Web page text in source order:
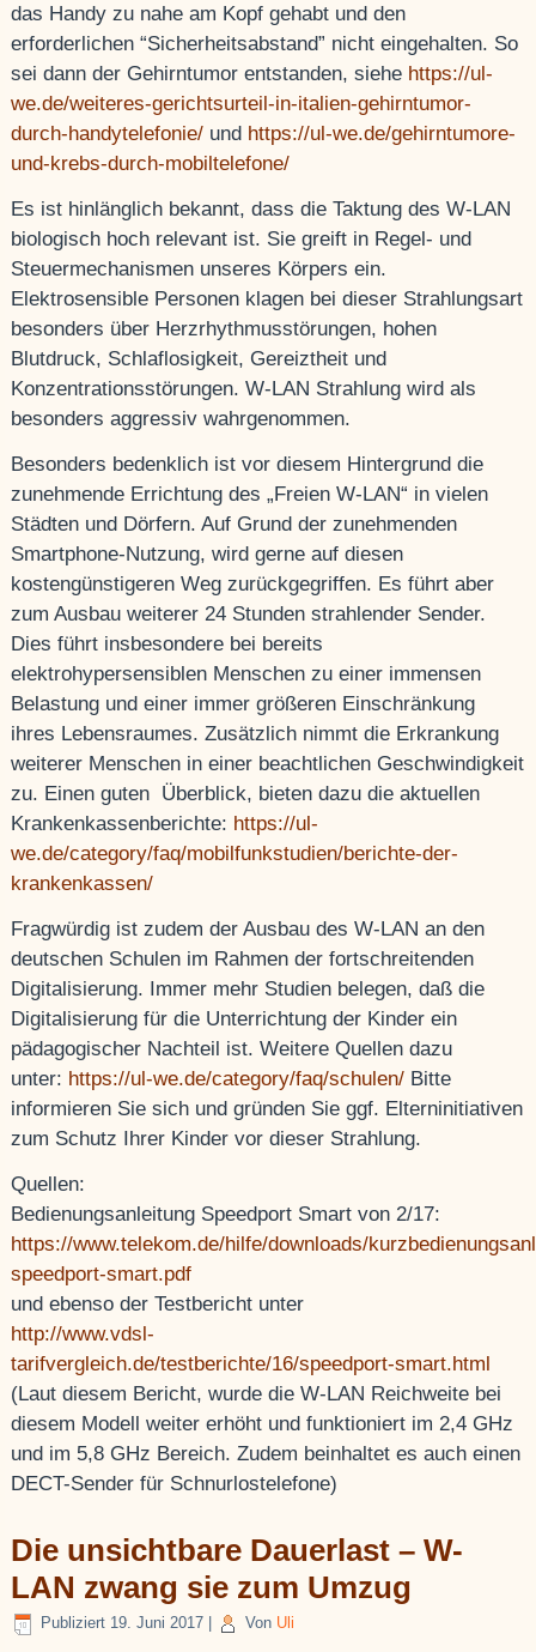
das Handy zu nahe am Kopf gehabt und den
erforderlichen “Sicherheitsabstand” nicht eingehalten. So
sei dann der Gehirntumor entstanden, siehe https://ul-
we.de/weiteres-gerichtsurteil-in-italien-gehirntumor-
durch-handytelefonie/ und https://ul-we.de/gehirntumore-
und-krebs-durch-mobiltelefone/
Es ist hinlänglich bekannt, dass die Taktung des W-LAN
biologisch hoch relevant ist. Sie greift in Regel- und
Steuermechanismen unseres Körpers ein.
Elektrosensible Personen klagen bei dieser Strahlungsart
besonders über Herzrhythmusstörungen, hohen
Blutdruck, Schlaflosigkeit, Gereiztheit und
Konzentrationsstörungen. W-LAN Strahlung wird als
besonders aggressiv wahrgenommen.
Besonders bedenklich ist vor diesem Hintergrund die
zunehmende Errichtung des „Freien W-LAN“ in vielen
Städten und Dörfern. Auf Grund der zunehmenden
Smartphone-Nutzung, wird gerne auf diesen
kostengünstigeren Weg zurückgegriffen. Es führt aber
zum Ausbau weiterer 24 Stunden strahlender Sender.
Dies führt insbesondere bei bereits
elektrohypersensiblen Menschen zu einer immensen
Belastung und einer immer größeren Einschränkung
ihres Lebensraumes. Zusätzlich nimmt die Erkrankung
weiterer Menschen in einer beachtlichen Geschwindigkeit
zu. Einen guten Überblick, bieten dazu die aktuellen
Krankenkassenberichte: https://ul-
we.de/category/faq/mobilfunkstudien/berichte-der-
krankenkassen/
Fragwürdig ist zudem der Ausbau des W-LAN an den
deutschen Schulen im Rahmen der fortschreitenden
Digitalisierung. Immer mehr Studien belegen, daß die
Digitalisierung für die Unterrichtung der Kinder ein
pädagogischer Nachteil ist. Weitere Quellen dazu
unter: https://ul-we.de/category/faq/schulen/ Bitte
informieren Sie sich und gründen Sie ggf. Elterninitiativen
zum Schutz Ihrer Kinder vor dieser Strahlung.
Quellen:
Bedienungsanleitung Speedport Smart von 2/17:
https://www.telekom.de/hilfe/downloads/
speedport-smart.pdf
und ebenso der Testbericht unter
http://www.vdsl-
tarifvergleich.de/testberichte/16/speedport-smart.html
(Laut diesem Bericht, wurde die W-LAN Reichweite bei
diesem Modell weiter erhöht und funktioniert im 2,4 GHz
und im 5,8 GHz Bereich. Zudem beinhaltet es auch einen
DECT-Sender für Schnurlostelefone)
Die unsichtbare Dauerlast – W-
LAN zwang sie zum Umzug
Publiziert 19. Juni 2017 Von Uli